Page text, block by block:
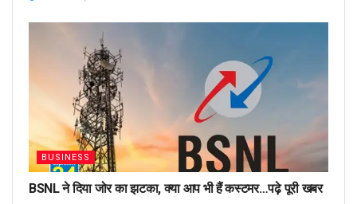
BUSINESS
BSNL ने दिया जोर का झटका, क्या आप भी हैं कस्टमर…पढ़े पूरी खबर